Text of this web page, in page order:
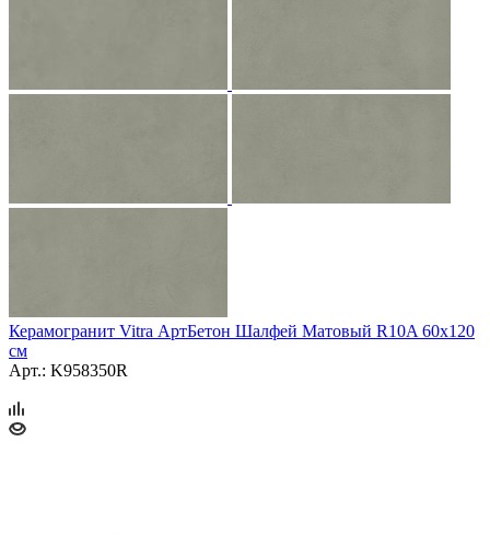
Керамогранит Vitra АртБетон Шалфей Матовый R10A 60x120
см
Арт.: K958350R